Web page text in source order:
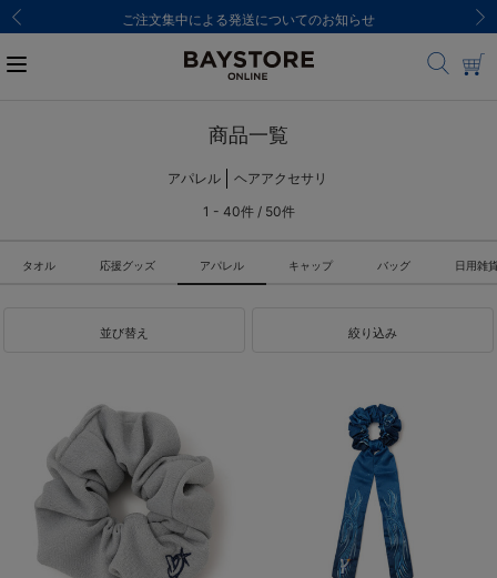
ご注文集中による発送についてのお知らせ
商品一覧
アパレル
ヘアアクセサリ
1 - 40件 / 50件
タオル 応援グッズ アパレル キャップ バッグ 日用雑
並び替え 絞り込み